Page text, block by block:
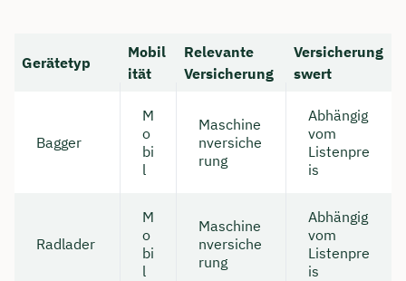
Gerätetyp
Mobil
ität
Relevante
Versicherung
Versicherung
swert
Bagger
M
o
bi
l
Maschine
nversiche
rung
Abhängig
vom
Listenpre
is
Radlader
M
o
bi
l
Maschine
nversiche
rung
Abhängig
vom
Listenpre
is